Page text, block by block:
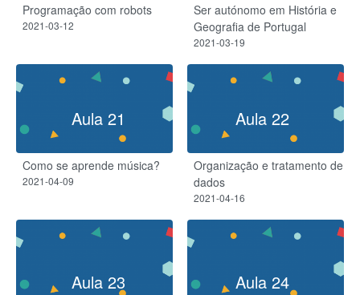
Programação com robots
2021-03-12
Ser autónomo em História e
Geografia de Portugal
2021-03-19
Aula 21
Como se aprende música?
2021-04-09
Aula 22
Organização e tratamento de
dados​
2021-04-16
Aula 23 Aula 24